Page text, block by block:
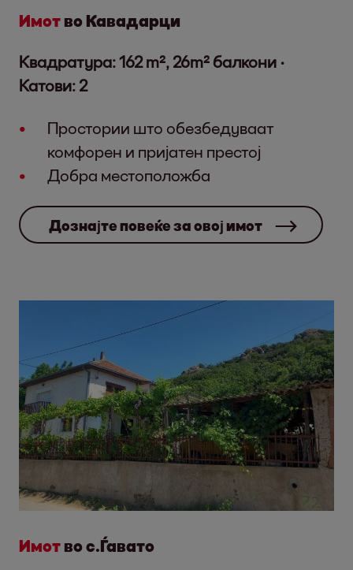
Имот во Кавадарци
Квадратура: 162 m², 26m² балкони ·
Катови: 2
Простории што обезбедуваат
комфорен и пријатен престој
Добра местоположба
Дознајте повеќе за овој имот
Имот во с.Ѓавато